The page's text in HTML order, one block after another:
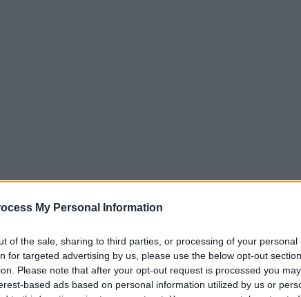
My Personal Information
of the sale, sharing to third parties, or processing of your personal
for targeted advertising by us, please use the below opt-out
Please note that after your opt-out request is processed you may
based ads based on personal information utilized by us or